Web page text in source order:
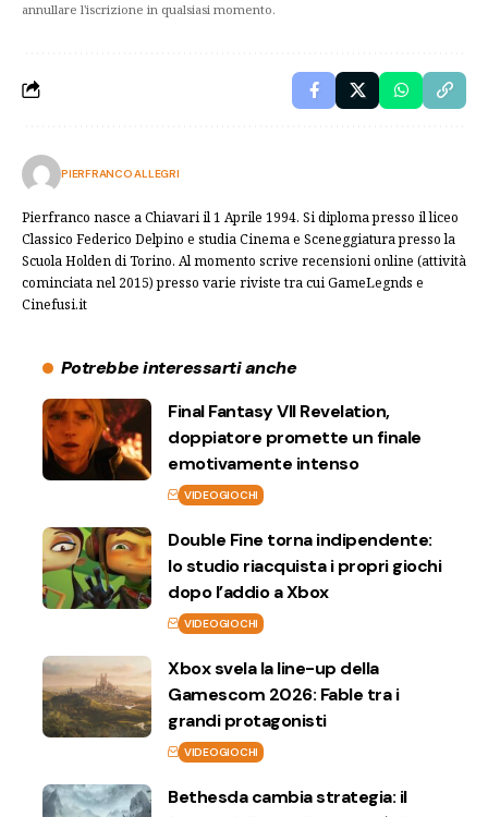
annullare l'iscrizione in qualsiasi momento.
PIERFRANCO ALLEGRI
Pierfranco nasce a Chiavari il 1 Aprile 1994. Si diploma presso il liceo
Classico Federico Delpino e studia Cinema e Sceneggiatura presso la
Scuola Holden di Torino. Al momento scrive recensioni online (attività
cominciata nel 2015) presso varie riviste tra cui GameLegnds e
Cinefusi.it
Potrebbe interessarti anche
Final Fantasy VII Revelation,
doppiatore promette un finale
emotivamente intenso
VIDEOGIOCHI
Double Fine torna indipendente:
lo studio riacquista i propri giochi
dopo l’addio a Xbox
VIDEOGIOCHI
Xbox svela la line-up della
Gamescom 2026: Fable tra i
grandi protagonisti
VIDEOGIOCHI
Bethesda cambia strategia: il